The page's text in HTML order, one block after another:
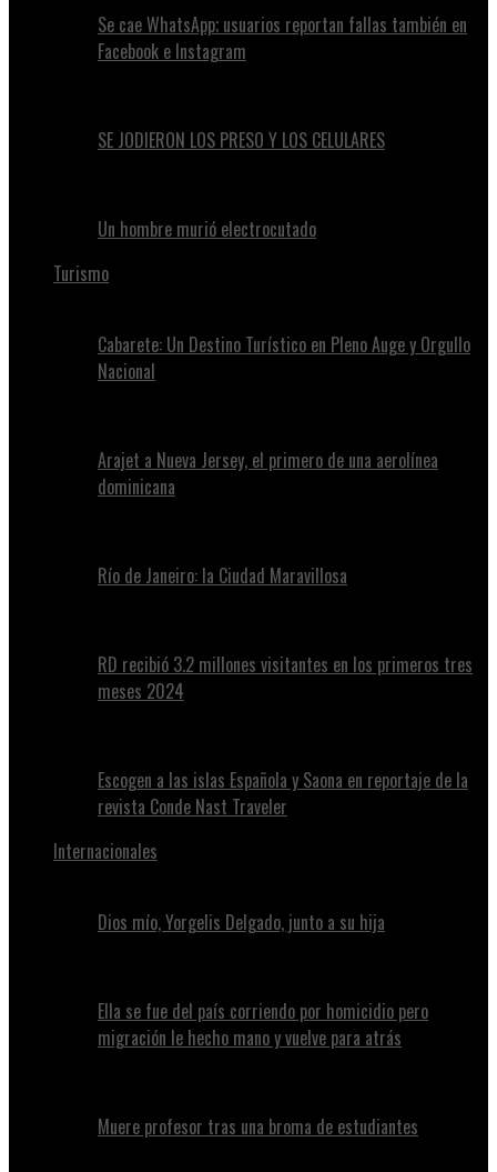
Se cae WhatsApp; usuarios reportan fallas también en
Facebook e Instagram
SE JODIERON LOS PRESO Y LOS CELULARES
Un hombre murió electrocutado
Turismo
Cabarete: Un Destino Turístico en Pleno Auge y Orgullo
Nacional
Arajet a Nueva Jersey, el primero de una aerolínea
dominicana
Río de Janeiro: la Ciudad Maravillosa
RD recibió 3.2 millones visitantes en los primeros tres
meses 2024
Escogen a las islas Española y Saona en reportaje de la
revista Conde Nast Traveler
Internacionales
Dios mío, Yorgelis Delgado, junto a su hija
Ella se fue del país corriendo por homicidio pero
migración le hecho mano y vuelve para atrás
Muere profesor tras una broma de estudiantes